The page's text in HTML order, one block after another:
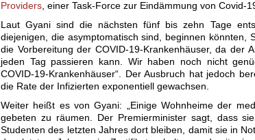
Providers , einer Task-Force zur Eindämmung von Covid-
Laut Gyani sind die nächsten fünf bis zehn Tage
diejenigen, die asymptomatisch sind, beginnen könnten,
die Vorbereitung der COVID-19-Krankenhäuser, da der
jeden Tag passieren kann. Wir haben noch nicht
COVID-19-Krankenhäuser“. Der Ausbruch hat jedoch
die Rate der Infizierten exponentiell gewachsen.
Weiter heißt es von Gyani: „Einige Wohnheime der
gebeten zu räumen. Der Premierminister sagt, dass
Studenten des letzten Jahres dort bleiben, damit sie in